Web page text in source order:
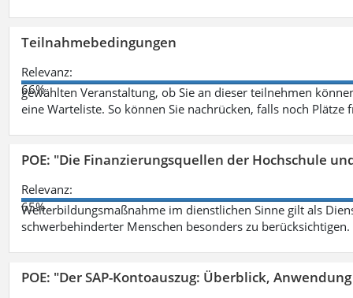
Teilnahmebedingungen
Relevanz:
66%
gewählten Veranstaltung, ob Sie an dieser teilnehmen
eine Warteliste. So können Sie nachrücken, falls noch Plätze
POE: "Die Finanzierungsquellen der Hochschule
Relevanz:
65%
Weiterbildungsmaßnahme im dienstlichen Sinne gilt als
schwerbehinderter Menschen besonders zu berücksichtigen.
POE: "Der SAP-Kontoauszug: Überblick,